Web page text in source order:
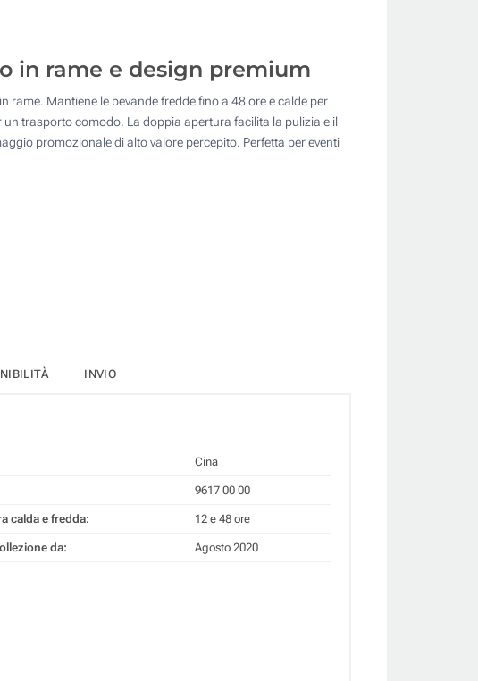
in rame e design premium
Mantiene le bevande fredde fino a 48 ore e calde per
trasporto comodo. La doppia apertura facilita la pulizia e il
promozionale di alto valore percepito. Perfetta per eventi
INVIO
Cina
9617 00 00
calda e fredda: 12 e 48 ore
da: Agosto 2020